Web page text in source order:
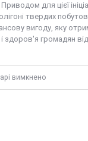
для цієї
твердих
вигоду, яку
здоров'я громадян
вимкнено